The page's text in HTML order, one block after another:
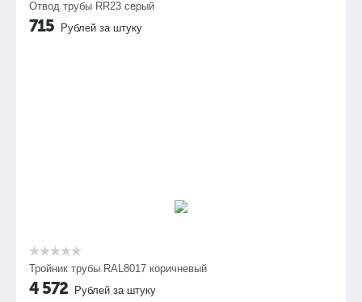
Отвод трубы RR23 серый
715 Рублей за штуку
Тройник трубы RAL8017 коричневый
4 572 Рублей за штуку